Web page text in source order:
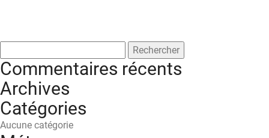
Commentaires récents
Archives
Catégories
Aucune catégorie